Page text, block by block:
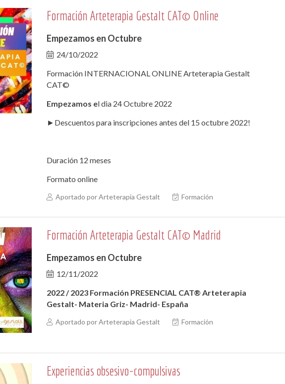
Formación Arteterapia Gestalt CAT© Online
Empezamos en Octubre
24/10/2022
Formación INTERNACIONAL ONLINE Arteterapia Gestalt
CAT©
Empezamos el dia 24 Octubre 2022
►Descuentos para inscripciones antes del 15 octubre 2022!
Duración 12 meses
Formato online
Aportado por Arteterapia Gestalt Formación
Formación Arteterapia Gestalt CAT© Madrid
Empezamos en Octubre
12/11/2022
2022 / 2023 Formación PRESENCIAL CAT® Arteterapia
Gestalt- Materia Griz- Madrid- España
Aportado por Arteterapia Gestalt Formación
Experiencias obsesivo-compulsivas